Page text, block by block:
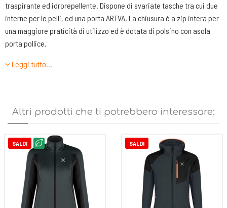
traspirante ed idrorepellente. Dispone di svariate tasche tra cui due
interne per le pelli, ed una porta ARTVA. La chiusura è a zip intera per
una maggiore praticità di utilizzo ed è dotata di polsino con asola
porta pollice.
Caratteristiche tecniche:
--Due tasche interne
-Zip intera con lap integrato
-Tasca porta ARTVA
Leggi tutto…
Altri prodotti che ti potrebbero interessare:
SALDI SALDI